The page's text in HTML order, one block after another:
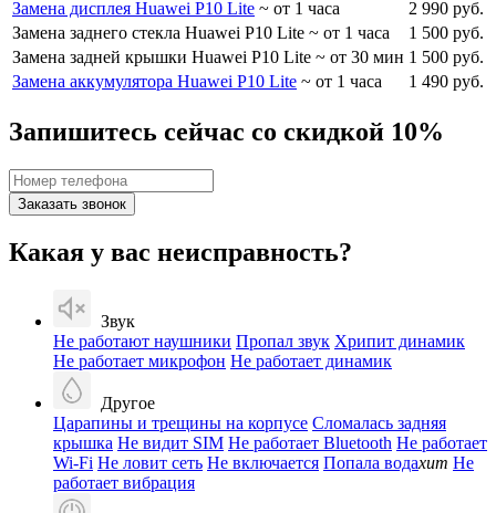
Замена дисплея Huawei P10 Lite ~ от 1 часа
2 990 руб.
Замена заднего стекла Huawei P10 Lite ~ от 1 часа
1 500 руб.
Замена задней крышки Huawei P10 Lite ~ от 30 мин 1 500 руб.
Замена аккумулятора Huawei P10 Lite ~ от 1 часа 1 490 руб.
Запишитесь сейчас со скидкой 10%
Заказать звонок
Какая у вас неисправность?
Звук
Не работают наушники Пропал звук Хрипит динамик
Не работает микрофон Не работает динамик
Другое
Царапины и трещины на корпусе Сломалась задняя
крышка Не видит SIM Не работает Bluetooth Не работает
Wi-Fi Не ловит сеть Не включается Попала водахит Не
работает вибрация